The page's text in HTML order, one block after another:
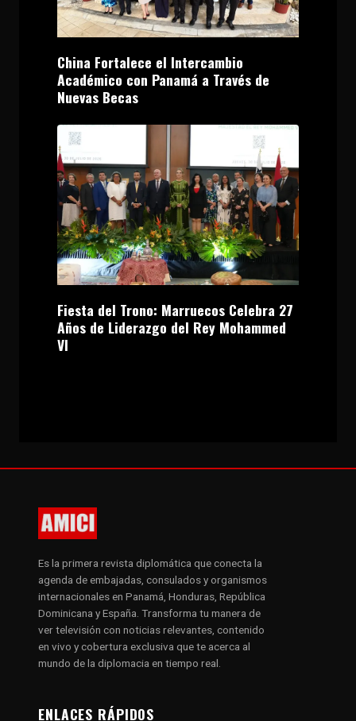
China Fortalece el Intercambio
Académico con Panamá a Través de
Nuevas Becas
Fiesta del Trono: Marruecos Celebra 27
Años de Liderazgo del Rey Mohammed
VI
Es la primera revista diplomática que conecta la
agenda de embajadas, consulados y organismos
internacionales en Panamá, Honduras, República
Dominicana y España. Transforma tu manera de
ver televisión con noticias relevantes, contenido
en vivo y cobertura exclusiva que te acerca al
mundo de la diplomacia en tiempo real.
ENLACES RÁPIDOS